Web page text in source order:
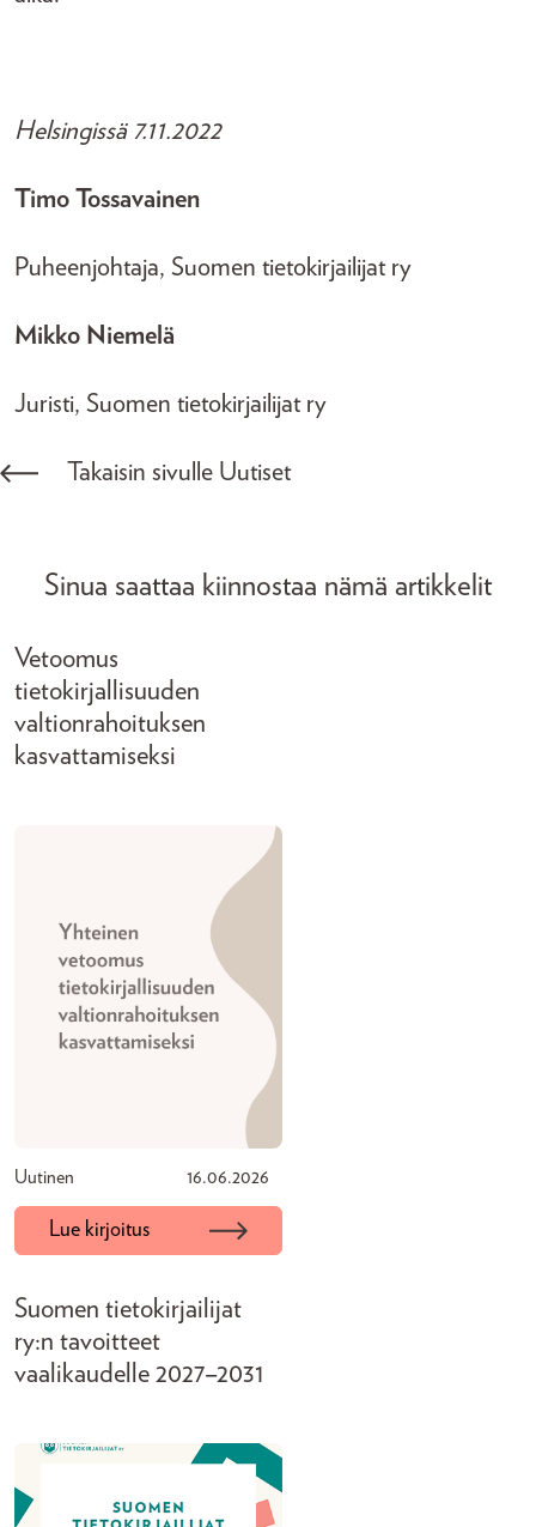
Helsingissä 7.11.2022
Timo Tossavainen
Puheenjohtaja, Suomen tietokirjailijat ry
Mikko Niemelä
Juristi, Suomen tietokirjailijat ry
Takaisin sivulle Uutiset
Sinua saattaa kiinnostaa nämä artikkelit
Vetoomus
tietokirjallisuuden
valtionrahoituksen
kasvattamiseksi
Uutinen 16.06.2026
Lue kirjoitus
Suomen tietokirjailijat
ry:n tavoitteet
vaalikaudelle 2027–2031